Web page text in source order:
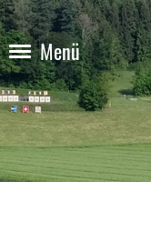
Menü